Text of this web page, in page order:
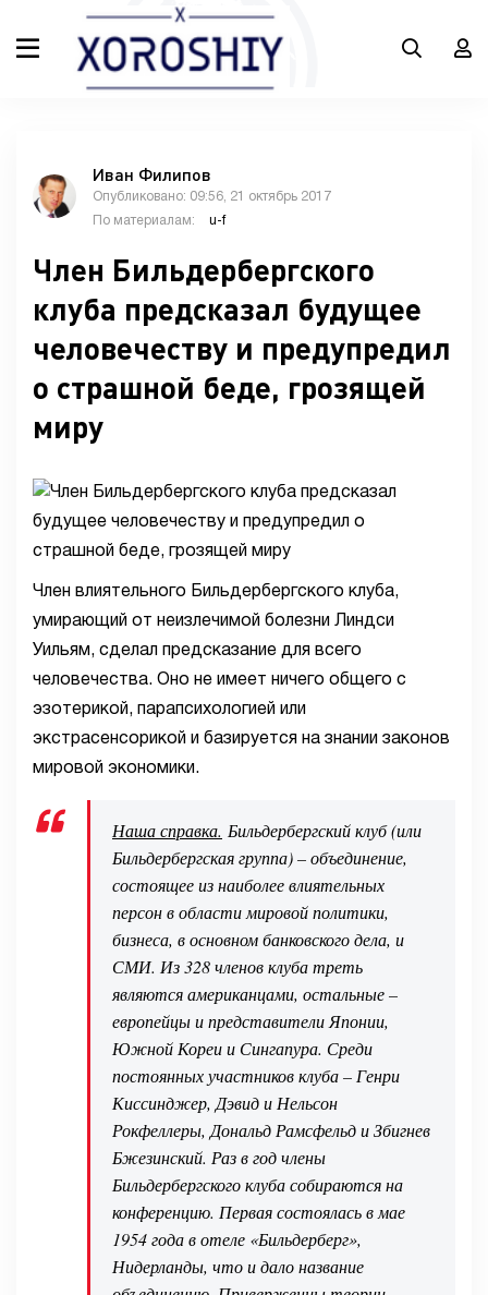
Иван Филипов
Опубликовано: 09:56, 21 октябрь 2017
По материалам:
u-f
Член Бильдербергского
клуба предсказал будущее
человечеству и предупредил
о страшной беде, грозящей
миру
Член влиятельного Бильдербергского клуба,
умирающий от неизлечимой болезни Линдси
Уильям, сделал предсказание для всего
человечества. Оно не имеет ничего общего с
эзотерикой, парапсихологией или
экстрасенсорикой и базируется на знании законов
мировой экономики.
Наша справка. Бильдербергский клуб (или
Бильдербергская группа) – объединение,
состоящее из наиболее влиятельных
персон в области мировой политики,
бизнеса, в основном банковского дела, и
СМИ. Из 328 членов клуба треть
являются американцами, остальные –
европейцы и представители Японии,
Южной Кореи и Сингапура. Среди
постоянных участников клуба – Генри
Киссинджер, Дэвид и Нельсон
Рокфеллеры, Дональд Рамсфельд и Збигнев
Бжезинский. Раз в год члены
Бильдербергского клуба собираются на
конференцию. Первая состоялась в мае
1954 года в отеле «Бильдерберг»,
Нидерланды, что и дало название